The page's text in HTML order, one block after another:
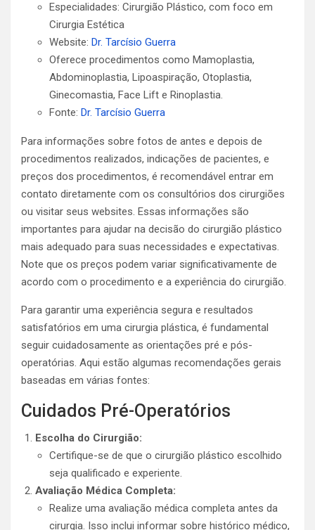
Especialidades: Cirurgião Plástico, com foco em
Cirurgia Estética
Website: Dr. Tarcísio Guerra
Oferece procedimentos como Mamoplastia,
Abdominoplastia, Lipoaspiração, Otoplastia,
Ginecomastia, Face Lift e Rinoplastia.
Fonte: Dr. Tarcísio Guerra
Para informações sobre fotos de antes e depois de
procedimentos realizados, indicações de pacientes, e
preços dos procedimentos, é recomendável entrar em
contato diretamente com os consultórios dos cirurgiões
ou visitar seus websites. Essas informações são
importantes para ajudar na decisão do cirurgião plástico
mais adequado para suas necessidades e expectativas.
Note que os preços podem variar significativamente de
acordo com o procedimento e a experiência do cirurgião.
Para garantir uma experiência segura e resultados
satisfatórios em uma cirurgia plástica, é fundamental
seguir cuidadosamente as orientações pré e pós-
operatórias. Aqui estão algumas recomendações gerais
baseadas em várias fontes:
Cuidados Pré-Operatórios
Escolha do Cirurgião:
Certifique-se de que o cirurgião plástico escolhido
seja qualificado e experiente.
Avaliação Médica Completa:
Realize uma avaliação médica completa antes da
cirurgia. Isso inclui informar sobre histórico médico,